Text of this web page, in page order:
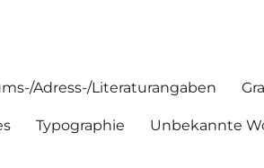
Adress-/Literaturangaben
Typographie Unbekannte